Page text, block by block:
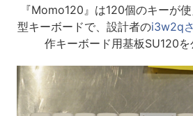
『Momo120』は120個のキーが
型キーボードで、設計者のi3w2q
作キーボード用基板SU120を